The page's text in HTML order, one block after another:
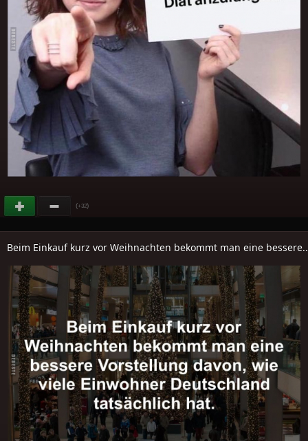
(+32)
Beim Einkauf kurz vor Weihnachten bekommt man eine bessere..